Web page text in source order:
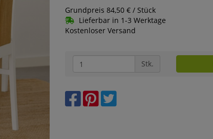
Grundpreis 84,50 € / Stück
Lieferbar in 1-3 Werktage
Kostenloser Versand
Stk.